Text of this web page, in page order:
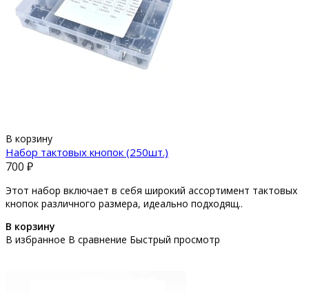
В корзину
Набор тактовых кнопок (250шт.)
700 ₽
Этот набор включает в себя широкий ассортимент тактовых
кнопок различного размера, идеально подходящ..
В корзину
В избранное В сравнение Быстрый просмотр